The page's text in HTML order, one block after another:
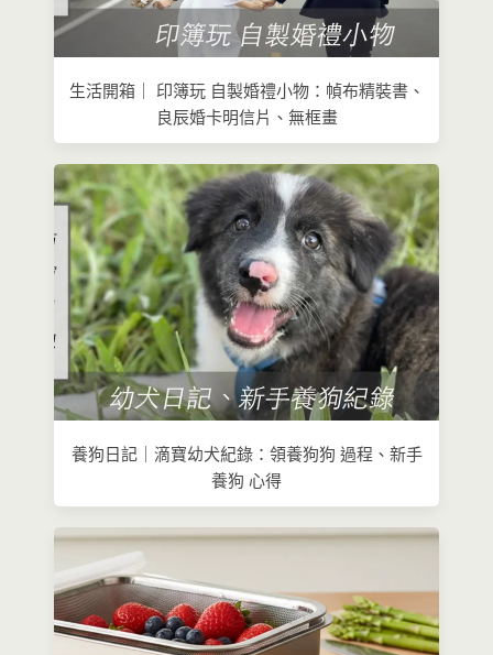
生活開箱｜ 印簿玩 自製婚禮小物：幀布精裝書、
良辰婚卡明信片、無框畫
養狗日記｜滴寶幼犬紀錄：領養狗狗 過程、新手
養狗 心得